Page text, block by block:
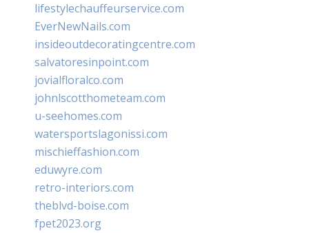
lifestylechauffeurservice.com
EverNewNails.com
insideoutdecoratingcentre.com
salvatoresinpoint.com
jovialfloralco.com
johnlscotthometeam.com
u-seehomes.com
watersportslagonissi.com
mischieffashion.com
eduwyre.com
retro-interiors.com
theblvd-boise.com
fpet2023.org